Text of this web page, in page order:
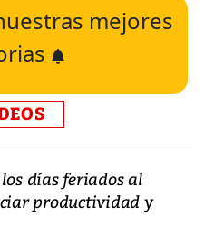
mejores
días feriados al
productividad y